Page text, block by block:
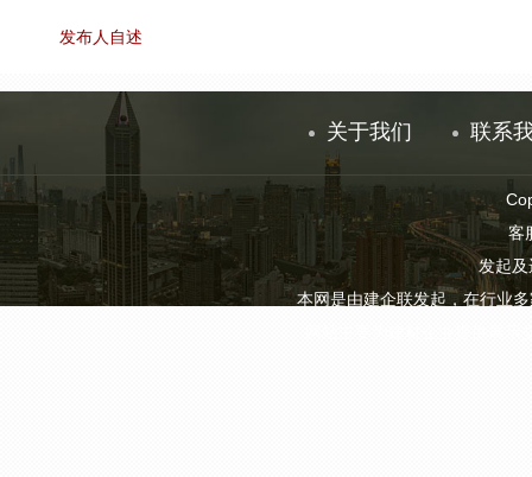
发布人自述
关于我们 联系
客
发起
本网是由建企联发起，在行业